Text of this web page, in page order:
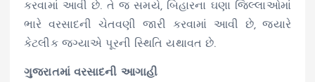
કરવામાં આવી છે. તે જ સમયે, બિહારના ઘણા જિલ્લાઓમાં
ભારે વરસાદની ચેતવણી જારી કરવામાં આવી છે, જ્યારે
કેટલીક જગ્યાએ પૂરની સ્થિતિ યથાવત છે.
ગુજરાતમાં વરસાદની આગાહી